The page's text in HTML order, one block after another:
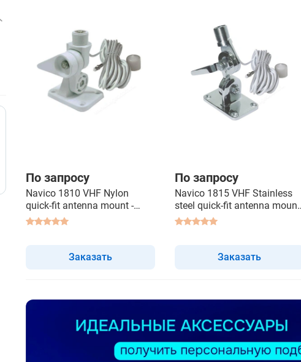
По запросу
Navico 1810 VHF Nylon
quick-fit antenna mount -
крепление антенны
Заказать
По запросу
Navico 1815 VHF Stainless
steel quick-fit antenna mount
- крепление антенны
Заказать